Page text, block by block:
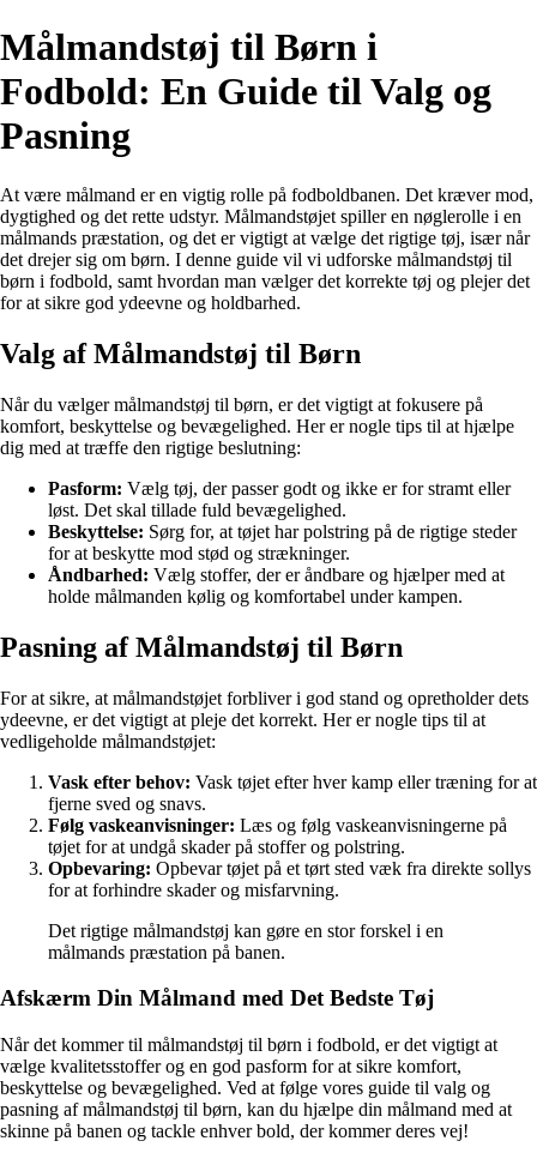
Målmandstøj til Børn i
Fodbold: En Guide til Valg og
Pasning
At være målmand er en vigtig rolle på fodboldbanen. Det kræver mod,
dygtighed og det rette udstyr. Målmandstøjet spiller en nøglerolle i en
målmands præstation, og det er vigtigt at vælge det rigtige tøj, især når
det drejer sig om børn. I denne guide vil vi udforske målmandstøj til
børn i fodbold, samt hvordan man vælger det korrekte tøj og plejer det
for at sikre god ydeevne og holdbarhed.
Valg af Målmandstøj til Børn
Når du vælger målmandstøj til børn, er det vigtigt at fokusere på
komfort, beskyttelse og bevægelighed. Her er nogle tips til at hjælpe
dig med at træffe den rigtige beslutning:
Pasform: Vælg tøj, der passer godt og ikke er for stramt eller
løst. Det skal tillade fuld bevægelighed.
Beskyttelse: Sørg for, at tøjet har polstring på de rigtige steder
for at beskytte mod stød og strækninger.
Åndbarhed: Vælg stoffer, der er åndbare og hjælper med at
holde målmanden kølig og komfortabel under kampen.
Pasning af Målmandstøj til Børn
For at sikre, at målmandstøjet forbliver i god stand og opretholder dets
ydeevne, er det vigtigt at pleje det korrekt. Her er nogle tips til at
vedligeholde målmandstøjet:
Vask efter behov: Vask tøjet efter hver kamp eller træning for at
fjerne sved og snavs.
Følg vaskeanvisninger: Læs og følg vaskeanvisningerne på
tøjet for at undgå skader på stoffer og polstring.
Opbevaring: Opbevar tøjet på et tørt sted væk fra direkte sollys
for at forhindre skader og misfarvning.
Det rigtige målmandstøj kan gøre en stor forskel i en
målmands præstation på banen.
Afskærm Din Målmand med Det Bedste Tøj
Når det kommer til målmandstøj til børn i fodbold, er det vigtigt at
vælge kvalitetsstoffer og en god pasform for at sikre komfort,
beskyttelse og bevægelighed. Ved at følge vores guide til valg og
pasning af målmandstøj til børn, kan du hjælpe din målmand med at
skinne på banen og tackle enhver bold, der kommer deres vej!